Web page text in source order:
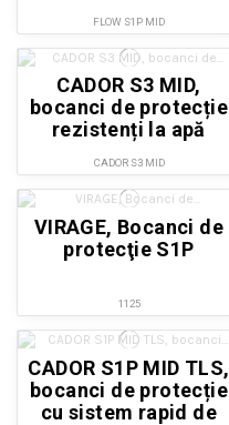
FLOW S1P MID
CADOR S3 MID,
bocanci de protecție
rezistenți la apă
CADOR S3 MID
VIRAGE, Bocanci de
protecţie S1P
1125
CADOR S1P MID TLS,
bocanci de protecție
cu sistem rapid de